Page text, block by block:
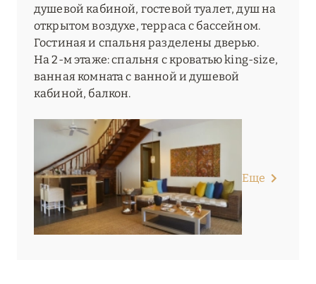
душевой кабиной, гостевой туалет, душ на
открытом воздухе, терраса с бассейном.
Гостиная и спальня разделены дверью.
На 2-м этаже: спальня с кроватью king-size,
ванная комната с ванной и душевой
кабиной, балкон.
Еще